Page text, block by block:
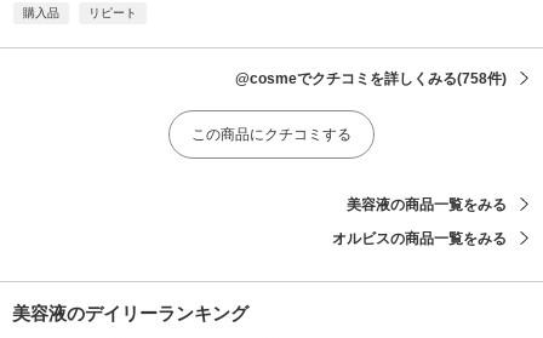
購入品 リピート
@cosmeでクチコミを詳しくみる(758件)
この商品にクチコミする
美容液の商品一覧をみる
オルビスの商品一覧をみる
美容液のデイリーランキング